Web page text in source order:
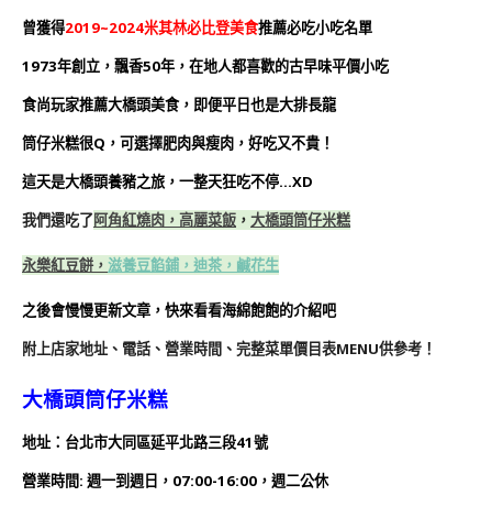
曾獲得2019~2024米其林必比登美食推薦必吃小吃名單
1973年創立， 飄香50年，在地人都喜歡的古早味平價小吃
食尚玩家推薦大橋頭美食，即便平日也是大排長龍
筒仔米糕很Q，可選擇肥肉與瘦肉，好吃又不貴！
這天是大橋頭養豬之旅，一整天狂吃不停…XD
我們還吃了阿角紅燒肉， 高麗菜飯 ， 大橋頭筒仔米糕
永樂紅豆餅， 滋養豆餡鋪， 迪茶， 鹹花生
之後會慢慢更新文章，快來看看海綿飽飽的介紹吧
附上店家地址、電話、營業時間、完整菜單價目表MENU供參考！
大橋頭筒仔米糕
地址：台北市大同區延平北路三段41號
營業時間: 週一到週日，07:00-16:00，週二公休